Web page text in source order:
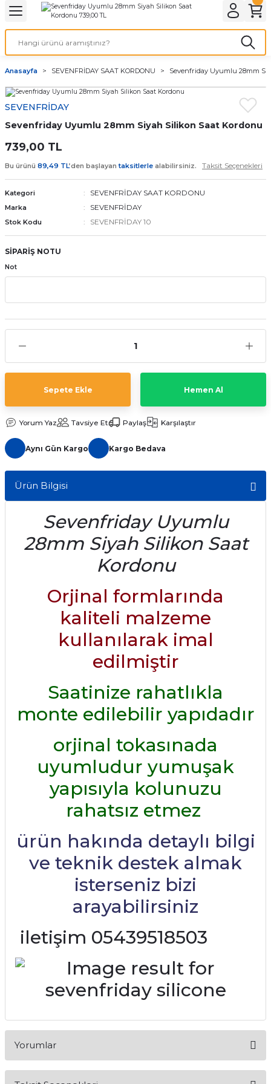
Geri Dön
& ELEKTİRİK AYDINLATMA & ELEKTRİK
Geri Dön
ve Cihaz Pilleri
ÇEŞİTLERİ
Geri Dön
Geri Dön
Kordon Çeşitleri
saat kordonu
Kordonları
Anasayfa SEVENFRİDAY SAAT KORDONU Sevenfriday Uyumlu 28mm
SEVENFRİDAY
Sevenfriday Uyumlu 28mm Siyah Silikon Saat Kordonu
739,00 TL
Bu ürünü 89,49 TL’den başlayantaksitlerle alabilirsiniz. Taksit Seçenekleri
Kategori SEVENFRİDAY SAAT KORDONU
Marka SEVENFRİDAY
Stok Kodu SEVENFRİDAY 10
SİPARİŞ NOTU
Not
Sepete Ekle Hemen Al
Yorum Yaz Tavsiye Et Paylaş Karşılaştır
Aynı Gün Kargo Kargo Bedava
Ürün Bilgisi
Sevenfriday Uyumlu
28mm Siyah Silikon Saat
Kordonu
Orjinal formlarında
kaliteli malzeme
kullanılarak imal
edilmiştir
Saatinize rahatlıkla
monte edilebilir yapıdadır
orjinal tokasınada
uyumludur yumuşak
yapısıyla kolunuzu
rahatsız etmez
ürün hakında detaylı bilgi
ve teknik destek almak
isterseniz bizi
arayabilirsiniz
iletişim 05439518503
Yorumlar